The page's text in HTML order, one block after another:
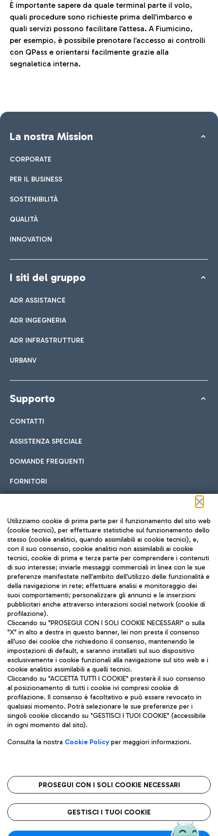
È importante sapere da quale terminal parte il volo,
quali procedure sono richieste prima dell’imbarco e
quali servizi possono facilitare l’attesa. A Fiumicino,
per esempio, è possibile prenotare l’accesso ai controlli
con QPass e orientarsi facilmente grazie alla
segnaletica interna.
La nostra Mission
CORPORATE
PER IL BUSINESS
SOSTENIBILITÀ
QUALITÀ
INNOVATION
I siti del gruppo
ADR ASSISTANCE
ADR INGEGNERIA
ADR INFRASTRUTTURE
URBANV
Supporto
CONTATTI
ASSISTENZA SPECIALE
DOMANDE FREQUENTI
FORNITORI
Seguici sui social
TRAVEL JOURNAL
ITA
Aeroporti di Roma S.p.A. - Società soggetta a direzione e
coordinamento di Mundys S.p.A.
Codice fiscale e Registro delle Imprese di Roma 13032990155 P.
IVA 06572251004
Capitale sociale 62.224.743,00 int. vers.
Sede legale: Via Pier Paolo Racchetti 1 - 00054 Fiumicino (RM)
telefono +39 06 65951
Privacy policy
Note legali
Roma FCO
L'aeroporto stellato
Utilizziamo cookie di prima parte per il funzionamento del sito web
(cookie tecnici), per effettuare statistiche sul funzionamento dello
stesso (cookie analitici, quando assimilabili ai cookie tecnici), e,
con il suo consenso, cookie analitici non assimilabili ai cookie
tecnici, cookie di prima e terza parte per comprendere i contenuti
di suo interesse; inviarle messaggi commerciali in linea con le sue
preferenze manifestate nell'ambito dell'utilizzo delle funzionalità e
della navigazione in rete; effettuare analisi e monitoraggio dei
suoi comportamenti; personalizzare gli annunci e le inserzioni
pubblicitari anche attraverso interazioni social network (cookie di
profilazione).
Cliccando su "PROSEGUI CON I SOLI COOKIE NECESSARI" o sulla
"X" in alto a destra in questo banner, lei non presta il consenso
all'uso dei cookie che richiedono il consenso, mantenendo le
impostazioni di default, e saranno installati sul suo dispositivo
esclusivamente i cookie funzionali alla navigazione sul sito web e i
cookie analitici assimilabili a quelli tecnici.
Cliccando su "ACCETTA TUTTI I COOKIE" presterà il suo consenso
al posizionamento di tutti i cookie ivi compresi cookie di
profilazione. Il consenso è facoltativo e può essere revocato in
qualsiasi momento. Potrà selezionare le sue preferenze per i
singoli cookie cliccando su "GESTISCI I TUOI COOKIE" (accessibile
in ogni momento dal sito).
Consulta la nostra Cookie Policyper maggiori informazioni.
PROSEGUI CON I SOLI COOKIE NECESSARI
GESTISCI I TUOI COOKIE